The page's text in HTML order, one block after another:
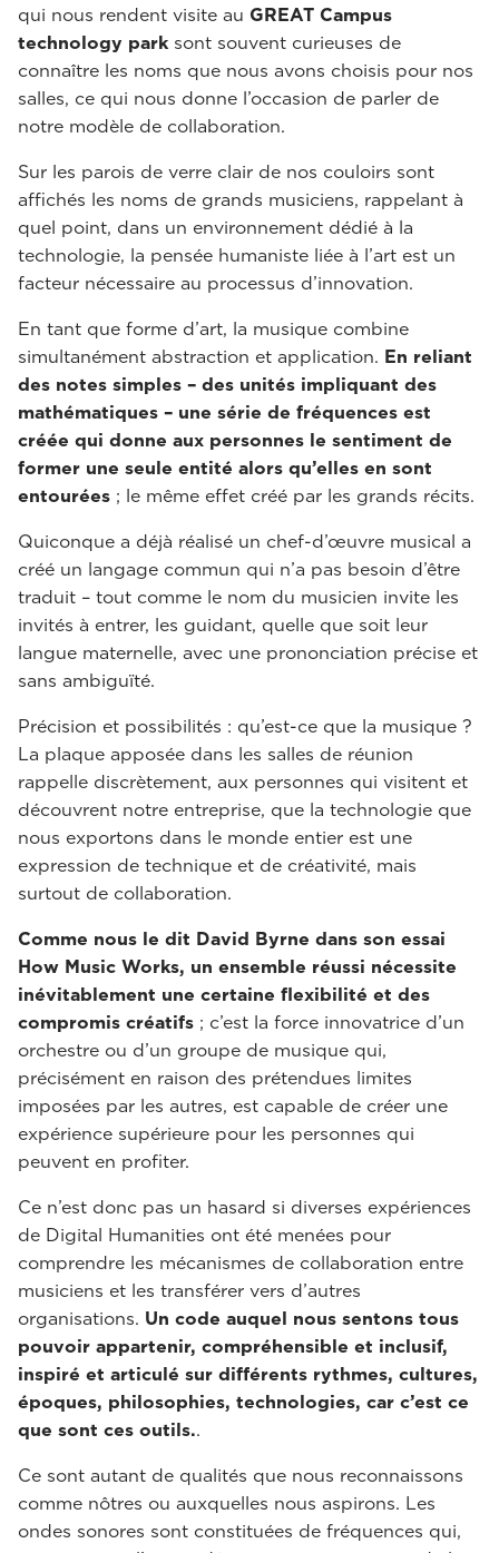
qui nous rendent visite au GREAT Campus
technology park sont souvent curieuses de
connaître les noms que nous avons choisis pour nos
salles, ce qui nous donne l’occasion de parler de
notre modèle de collaboration.
Sur les parois de verre clair de nos couloirs sont
affichés les noms de grands musiciens, rappelant à
quel point, dans un environnement dédié à la
technologie, la pensée humaniste liée à l’art est un
facteur nécessaire au processus d’innovation.
En tant que forme d’art, la musique combine
simultanément abstraction et application. En reliant
des notes simples – des unités impliquant des
mathématiques – une série de fréquences est
créée qui donne aux personnes le sentiment de
former une seule entité alors qu’elles en sont
entourées ; le même effet créé par les grands récits.
Quiconque a déjà réalisé un chef-d’œuvre musical a
créé un langage commun qui n’a pas besoin d’être
traduit – tout comme le nom du musicien invite les
invités à entrer, les guidant, quelle que soit leur
langue maternelle, avec une prononciation précise et
sans ambiguïté.
Précision et possibilités : qu’est-ce que la musique ?
La plaque apposée dans les salles de réunion
rappelle discrètement, aux personnes qui visitent et
découvrent notre entreprise, que la technologie que
nous exportons dans le monde entier est une
expression de technique et de créativité, mais
surtout de collaboration.
Comme nous le dit David Byrne dans son essai
How Music Works, un ensemble réussi nécessite
inévitablement une certaine flexibilité et des
compromis créatifs ; c’est la force innovatrice d’un
orchestre ou d’un groupe de musique qui,
précisément en raison des prétendues limites
imposées par les autres, est capable de créer une
expérience supérieure pour les personnes qui
peuvent en profiter.
Ce n’est donc pas un hasard si diverses expériences
de Digital Humanities ont été menées pour
comprendre les mécanismes de collaboration entre
musiciens et les transférer vers d’autres
organisations. Un code auquel nous sentons tous
pouvoir appartenir, compréhensible et inclusif,
inspiré et articulé sur différents rythmes, cultures,
époques, philosophies, technologies, car c’est ce
que sont ces outils..
Ce sont autant de qualités que nous reconnaissons
comme nôtres ou auxquelles nous aspirons. Les
ondes sonores sont constituées de fréquences qui,